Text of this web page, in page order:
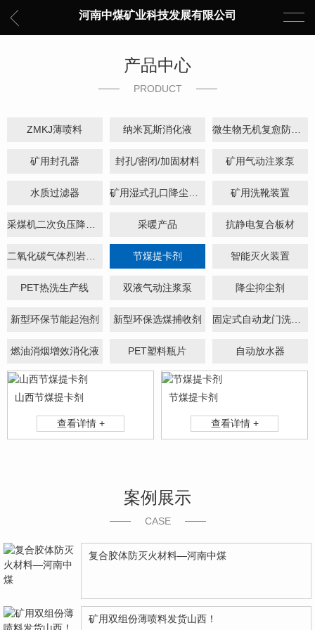
河南中煤矿业科技发展有限公司
产品中心
PRODUCT
ZMKJ薄喷料 纳米瓦斯消化液 微生物无机复愈防水堵水材料
矿用封孔器 封孔/密闭/加固材料 矿用气动注浆泵
水质过滤器 矿用洗靴装置
采暖产品 抗静电复合板材
节煤提卡剂 智能灭火装置
PET热洗生产线 双液气动注浆泵 降尘抑尘剂
新型环保节能起泡剂 新型环保选煤捕收剂 固定式自动龙门洗车机
燃油消烟增效消化液 PET塑料瓶片 自动放水器
山西节煤提卡剂
查看详情 +
节煤提卡剂
查看详情 +
案例展示
CASE
复合胶体防灭火材料—河南中煤
矿用双组份薄喷料发货山西！